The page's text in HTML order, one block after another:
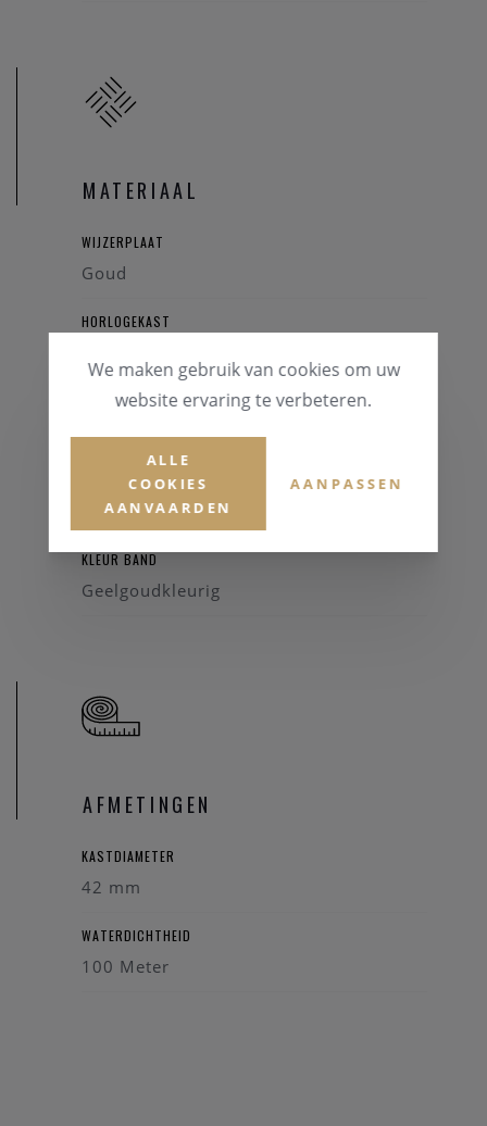
MATERIAAL
WIJZERPLAAT
Goud
HORLOGEKAST
Saffierglas
HORLOGEBAND
Staal
KLEUR BAND
Geelgoudkleurig
AFMETINGEN
KASTDIAMETER
42 mm
WATERDICHTHEID
100 Meter
We maken gebruik van cookies om uw
website ervaring te verbeteren.
ALLE
COOKIES
AANVAARDEN
AANPASSEN